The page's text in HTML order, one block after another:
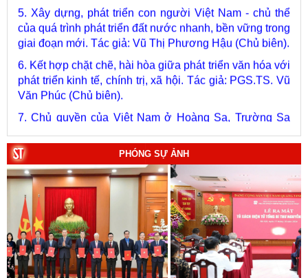
của quá trình phát triển đất nước nhanh, bền vững trong
giai đoạn mới. Tác giả: Vũ Thị Phương Hậu (Chủ biên).
6. Kết hợp chặt chẽ, hài hòa giữa phát triển văn hóa với
phát triển kinh tế, chính trị, xã hội. Tác giả: PGS.TS. Vũ
Văn Phúc (Chủ biên).
7. Chủ quyền của Việt Nam ở Hoàng Sa, Trường Sa
giai đoạn 1884 - 1975: Thực trạng khai thác và quản lý.
biên).
8. Hà Nội - Thành phố Hồ Chí Minh: Dấu ấn lịch sử qua
từng khoảnh khắc (Song ngữ Việt - Anh). Tác giả: Tập
thể tác giả.
9. Đường Hồ Chí Minh trên biển - Bản hùng ca bất diệt
của dân tộc Việt Nam. Tác giả: TS. Vũ Trọng Hùng
(Viện Lịch sử Đảng).
10. Một vành đai, một con đường: Hành trình dài của
PHÓNG SỰ ẢNH